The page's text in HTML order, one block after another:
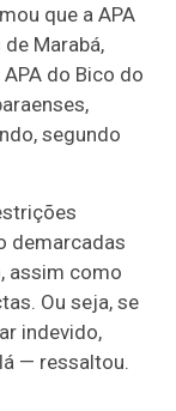
que a APA
Marabá,
do Bico do
segundo
demarcadas
assim como
Ou seja, se
indevido,
— ressaltou.